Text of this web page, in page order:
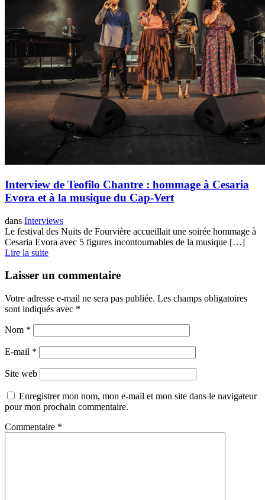
Interview de Teofilo Chantre : hommage à Cesaria
Evora et à la musique du Cap-Vert
dans Interviews
Le festival des Nuits de Fourvière accueillait une soirée hommage à
Cesaria Evora avec 5 figures incontournables de la musique […]
Lire la suite
Laisser un commentaire
Votre adresse e-mail ne sera pas publiée. Les champs obligatoires
sont indiqués avec *
Nom *
E-mail *
Site web
Enregistrer mon nom, mon e-mail et mon site dans le navigateur
pour mon prochain commentaire.
Commentaire *